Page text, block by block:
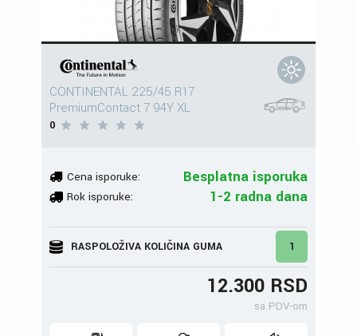
CONTINENTAL 225/45 R17
PremiumContact 7 94Y XL
0
Cena isporuke: Besplatna isporuka
Rok isporuke: 1-2 radna dana
RASPOLOŽIVA KOLIČINA GUMA 1
12.300 RSD
sa PDV-om